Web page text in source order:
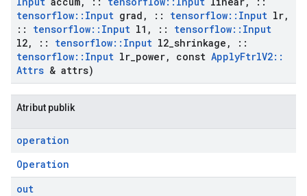
tensorflow:: Input grad , :: tensorflow:: Input lr,
::
tensorflow:: Input l1 , :: tensorflow:: Input
l2, :: tensorflow:: Input l2 shrinkage ,
::
tensorflow:: Input lr power, const ApplyFtrlV2::
Attrs & attrs)
Atribut publik
operation
Operation
out